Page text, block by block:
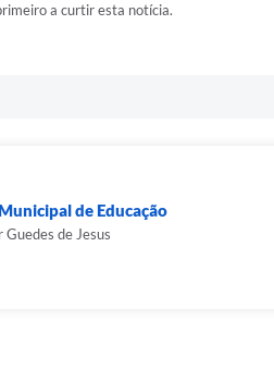
a curtir esta notícia.
de Educação
de Jesus